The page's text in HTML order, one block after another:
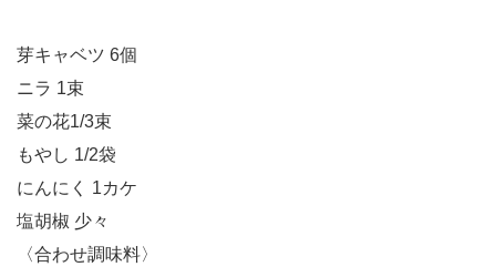
芽キャベツ 6個
ニラ 1束
菜の花1/3束
もやし 1/2袋
にんにく 1カケ
塩胡椒 少々
〈合わせ調味料〉